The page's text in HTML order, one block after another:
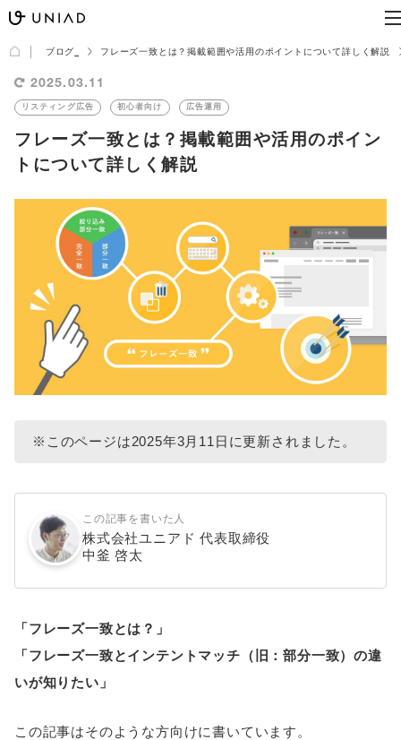
ブログ フレーズ一致とは？掲載範囲や活用のポイントについて詳しく解説
2025.03.11
リスティング広告 初心者向け 広告運用
フレーズ一致とは？掲載範囲や活用のポイン
トについて詳しく解説
※このページは2025年3月11日に更新されました。
この記事を書いた人
株式会社ユニアド 代表取締役
中釜 啓太
「フレーズ一致とは？」
「フレーズ一致とインテントマッチ（旧：部分一致）の違
いが知りたい」
この記事はそのような方向けに書いています。